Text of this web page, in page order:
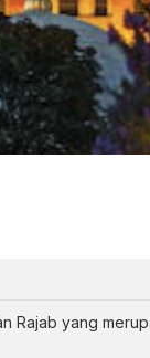
Rajab yang